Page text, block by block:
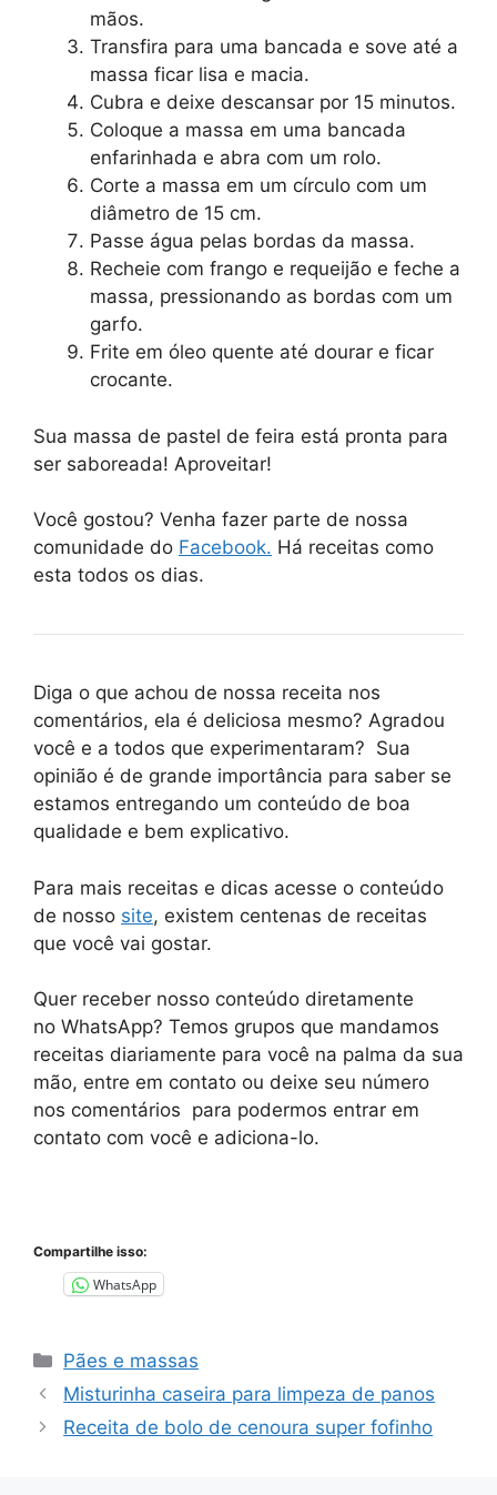
mãos.
Transfira para uma bancada e sove até a
massa ficar lisa e macia.
Cubra e deixe descansar por 15 minutos.
Coloque a massa em uma bancada
enfarinhada e abra com um rolo.
Corte a massa em um círculo com um
diâmetro de 15 cm.
Passe água pelas bordas da massa.
Recheie com frango e requeijão e feche a
massa, pressionando as bordas com um
garfo.
Frite em óleo quente até dourar e ficar
crocante.
Sua massa de pastel de feira está pronta para
ser saboreada! Aproveitar!
Você gostou? Venha fazer parte de nossa
comunidade do Facebook. Há receitas como
esta todos os dias.
Diga o que achou de nossa receita nos
comentários, ela é deliciosa mesmo? Agradou
você e a todos que experimentaram? Sua
opinião é de grande importância para saber se
estamos entregando um conteúdo de boa
qualidade e bem explicativo.
Para mais receitas e dicas acesse o conteúdo
de nosso site, existem centenas de receitas
que você vai gostar.
Quer receber nosso conteúdo diretamente
no WhatsApp? Temos grupos que mandamos
receitas diariamente para você na palma da sua
mão, entre em contato ou deixe seu número
nos comentários para podermos entrar em
contato com você e adiciona-lo.
Compartilhe isso:
WhatsApp
Categorias
Pães e massas
Misturinha caseira para limpeza de panos
Receita de bolo de cenoura super fofinho